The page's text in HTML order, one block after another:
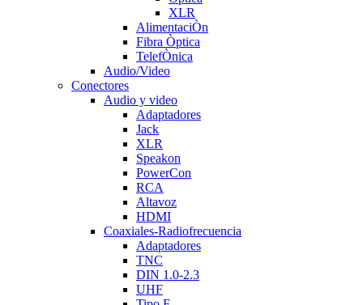
XLR
AlimentaciÒn
Fibra Òptica
TelefÒnica
Audio/Video
Conectores
Audio y video
Adaptadores
Jack
XLR
Speakon
PowerCon
RCA
Altavoz
HDMI
Coaxiales-Radiofrecuencia
Adaptadores
TNC
DIN 1.0-2.3
UHF